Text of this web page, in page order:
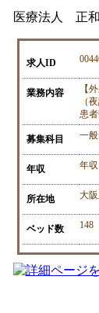
医療法人 正
求人ID
業務内容
【
（
患
募集科目 一
年収 年
所在地 大
ベッド数 148